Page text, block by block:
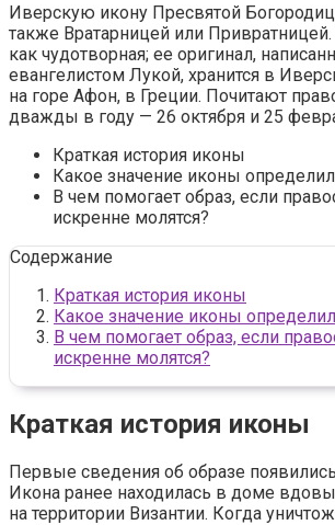
Иверскую икону Пресвятой
также Вратарницей или Привратницей.
как чудотворная; ее оригинал,
евангелистом Лукой, хранится в
на горе Афон, в Греции. Почитают
дважды в году — 26 октября и 25
Краткая история иконы
Какое значение иконы
В чем помогает образ, если
искренне молятся?
Содержание
Краткая история иконы
Какое значение иконы
В чем помогает образ, если
искренне молятся?
Краткая история иконы
Первые сведения об образе
Икона ранее находилась в доме
на территории Византии. Когда